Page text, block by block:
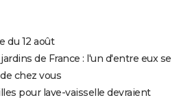
du 12 août
de France : l'un d'entre eux se
chez vous
pour lave-vaisselle devraient